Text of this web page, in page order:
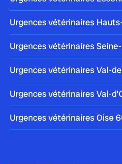
publié le 28 juin 2025 par
Maladies de
comprendre...
Urgences vétérinaires
Urgences vétérinaires
Urgences vétérinaires Val-
Urgences vétérinaires Val-
Urgences vétérinaires Oise